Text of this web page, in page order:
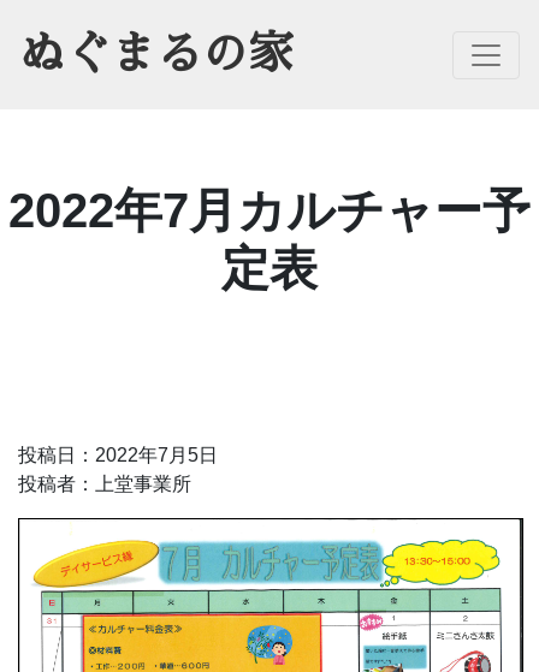
ぬぐまるの家
2022年7月カルチャー予
定表
投稿日：2022年7月5日
投稿者：上堂事業所